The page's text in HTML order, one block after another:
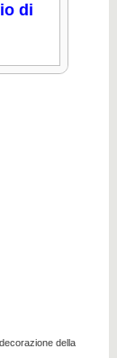
ingrandire
di
della